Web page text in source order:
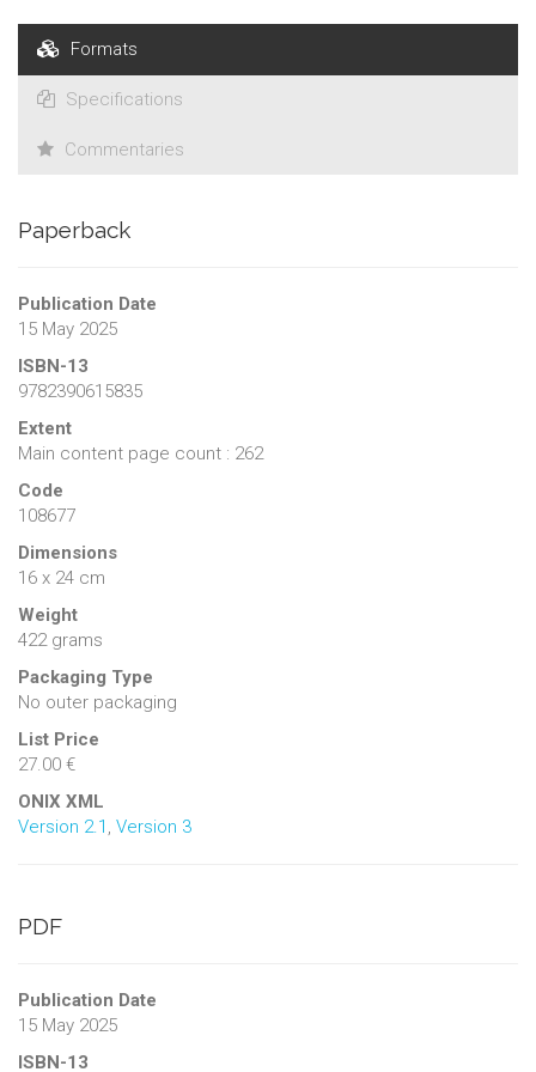
responsables pédagogiques et aux chercheurs du domaine.
Formats
Specifications
Commentaries
Paperback
Publication Date
15 May 2025
ISBN-13
9782390615835
Extent
Main content page count : 262
Code
108677
Dimensions
16 x 24 cm
Weight
422 grams
Packaging Type
No outer packaging
List Price
27.00 €
ONIX XML
Version 2.1 , Version 3
PDF
Publication Date
15 May 2025
ISBN-13